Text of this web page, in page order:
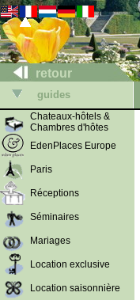
retour
guides
Chateaux-hôtels &
Chambres d'hôtes
EdenPlaces Europe
Paris
Réceptions
Séminaires
Mariages
Location exclusive
Location saisonnière